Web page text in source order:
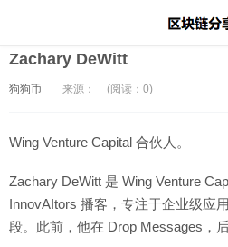
Zachary DeWitt
狗狗币 来源： (阅读：0)
Wing Venture Capital 合伙人。
Zachary DeWitt 是 Wing Venture
InnovAItors 播客，专注于企业级应
段。此前，他在 Drop Messages，